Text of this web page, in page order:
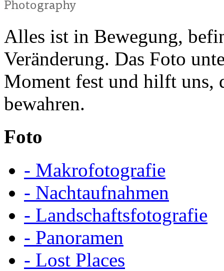
Alles ist in Bewegung,
Veränderung. Das Foto
Moment fest und hilft uns,
bewahren.
Foto
- Makrofotografie
- Nachtaufnahmen
- Landschaftsfotografie
- Panoramen
- Lost Places